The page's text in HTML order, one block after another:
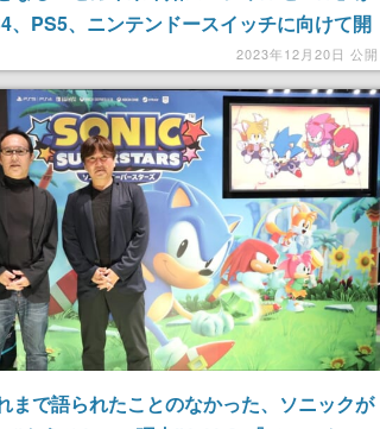
、PS5、ニンテンドースイッチに向けて開
。ほか、『ペルソナ５ ザ・ロイヤル』が50%
など
2023年12月20日 公開
まで語られたことのなかった、ソニックが